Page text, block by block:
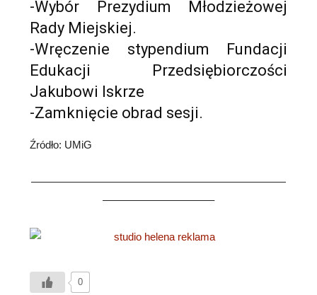
-Wybór Prezydium Młodzieżowej
Rady Miejskiej.
-Wręczenie stypendium Fundacji
Edukacji Przedsiębiorczości
Jakubowi Iskrze
-Zamknięcie obrad sesji.
Źródło: UMiG
————————————————————————
——————————–
0